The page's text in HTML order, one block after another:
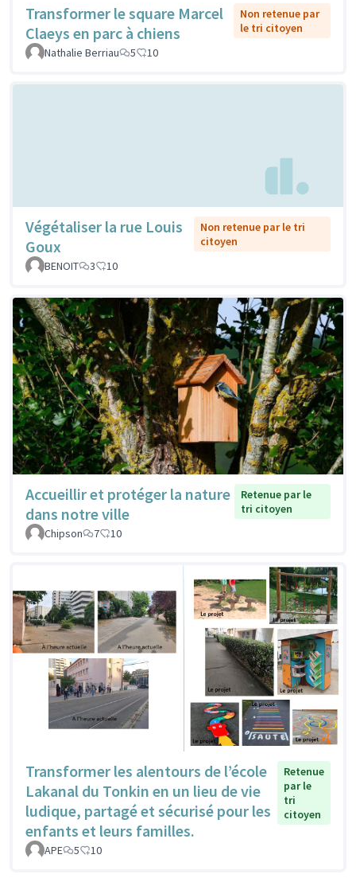
Transformer le square Marcel
Claeys en parc à chiens
Non retenue par
le tri citoyen
Nathalie Berriau
5 10
Végétaliser la rue Louis
Goux
Non retenue par le tri
citoyen
BENOIT
3 10
Accueillir et protéger la nature
dans notre ville
Retenue par le
tri citoyen
Chipson
7 10
Transformer les alentours de l’école
Lakanal du Tonkin en un lieu de vie
ludique, partagé et sécurisé pour les
enfants et leurs familles.
Retenue
par le
tri
citoyen
APE 5 10